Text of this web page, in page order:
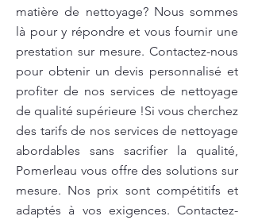
matière de nettoyage? Nous sommes
là pour y répondre et vous fournir une
prestation sur mesure. Contactez-nous
pour obtenir un devis personnalisé et
profiter de nos services de nettoyage
de qualité supérieure !Si vous cherchez
des tarifs de nos services de nettoyage
abordables sans sacrifier la qualité,
Pomerleau vous offre des solutions sur
mesure. Nos prix sont compétitifs et
adaptés à vos exigences. Contactez-